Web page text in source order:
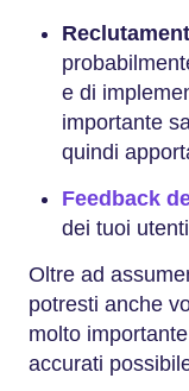
e di
importante
quindi
Feedback
dei tuoi
Oltre ad
potresti anche
molto
accurati